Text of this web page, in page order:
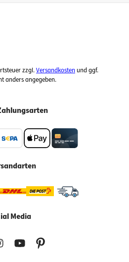
zzgl.Versandkosten und ggf.
anders angegeben.
Media